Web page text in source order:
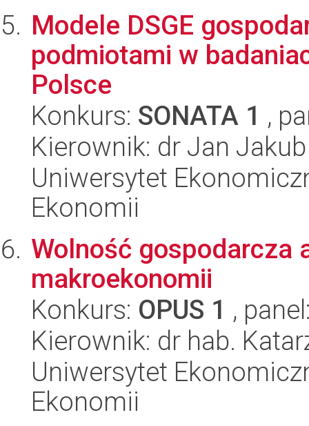
Modele DSGE
podmiotami w
Polsce
Konkurs: SONATA 1 ,
Kierownik: dr Jan
Uniwersytet
Ekonomii
Wolność gospodarcza
makroekonomii
Konkurs: OPUS 1 ,
Kierownik: dr hab.
Uniwersytet
Ekonomii